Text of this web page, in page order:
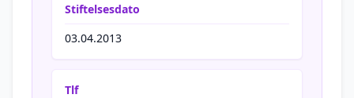
Stiftelsesdato
03.04.2013
Tlf